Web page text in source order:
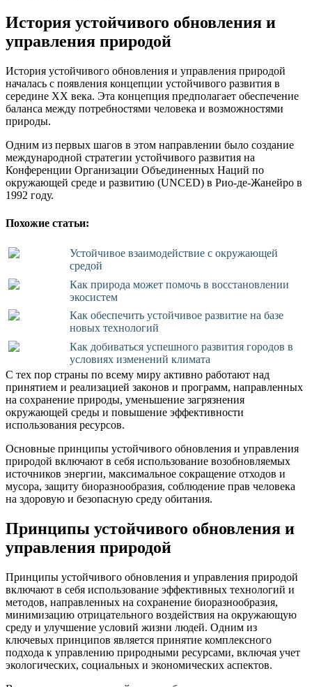
История устойчивого обновления и
управления природой
История устойчивого обновления и управления природой
началась с появления концепции устойчивого развития в
середине XX века. Эта концепция предполагает обеспечение
баланса между потребностями человека и возможностями
природы.
Одним из первых шагов в этом направлении было создание
международной стратегии устойчивого развития на
Конференции Организации Объединенных Наций по
окружающей среде и развитию (UNCED) в Рио-де-Жанейро в
1992 году.
Похожие статьи:
Устойчивое взаимодействие с окружающей
средой
Как природа может помочь в восстановлении
экосистем
Как обеспечить устойчивое развитие на базе
новых технологий
Как добиваться успешного развития городов в
условиях изменений климата
С тех пор страны по всему миру активно работают над
принятием и реализацией законов и программ, направленных
на сохранение природы, уменьшение загрязнения
окружающей среды и повышение эффективности
использования ресурсов.
Основные принципы устойчивого обновления и управления
природой включают в себя использование возобновляемых
источников энергии, максимальное сокращение отходов и
мусора, защиту биоразнообразия, соблюдение прав человека
на здоровую и безопасную среду обитания.
Принципы устойчивого обновления и
управления природой
Принципы устойчивого обновления и управления природой
включают в себя использование эффективных технологий и
методов, направленных на сохранение биоразнообразия,
минимизацию отрицательного воздействия на окружающую
среду и улучшение условий жизни людей. Одним из
ключевых принципов является принятие комплексного
подхода к управлению природными ресурсами, включая учет
экологических, социальных и экономических аспектов.